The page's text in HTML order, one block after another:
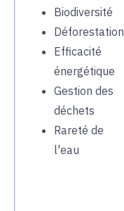
Biodiversité
Déforestation
Efficacité
énergétique
Gestion des
déchets
Rareté de
l'eau